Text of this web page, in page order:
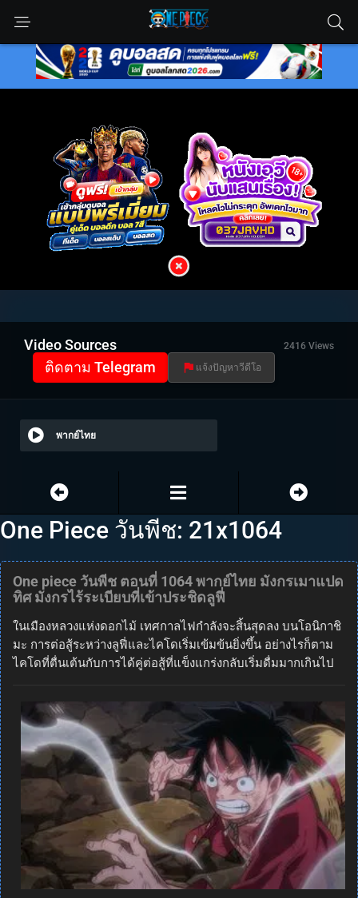
Video Sources 2416 Views
ติดตาม Telegram แจ้งปัญหาวีดีโอ
พากย์ไทย
One Piece วันพีช: 21x1064
One piece วันพีช ตอนที่ 1064 พากย์ไทย มังกรเมาแปด
ทิศ มังกรไร้ระเบียบที่เข้าประชิดลูฟี่
ในเมืองหลวงแห่งดอกไม้ เทศกาลไฟกำลังจะสิ้นสุดลง บนโอนิกาชิ
มะ การต่อสู้ระหว่างลูฟี่และไคโดเริ่มเข้มข้นยิ่งขึ้น อย่างไรก็ตาม
ไคโดที่ตื่นเต้นกับการได้คู่ต่อสู้ที่แข็งแกร่งกลับเริ่มดื่มมากเกินไป